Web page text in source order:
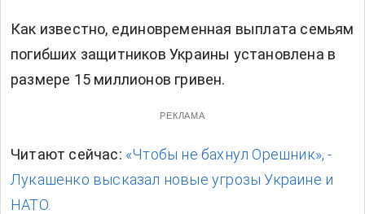
Как известно, единовременная выплата семьям
погибших защитников Украины установлена ​​в
размере 15 миллионов гривен.
РЕКЛАМА
Читают сейчас: «Чтобы не бахнул Орешник», -
Лукашенко высказал новые угрозы Украине и
НАТО.